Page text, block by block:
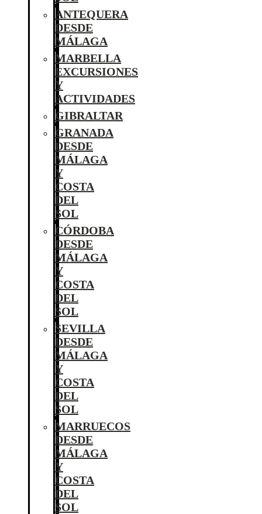
ANTEQUERA
DESDE
MÁLAGA
MARBELLA
EXCURSIONES
Y
ACTIVIDADES
GIBRALTAR
GRANADA
DESDE
MÁLAGA
Y
COSTA
DEL
SOL
CÓRDOBA
DESDE
MÁLAGA
Y
COSTA
DEL
SOL
SEVILLA
DESDE
MÁLAGA
Y
COSTA
DEL
SOL
MARRUECOS
DESDE
MÁLAGA
Y
COSTA
DEL
SOL